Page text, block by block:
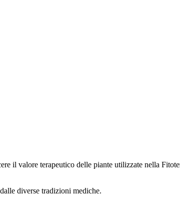
il valore terapeutico delle piante utilizzate nella
diverse tradizioni mediche.